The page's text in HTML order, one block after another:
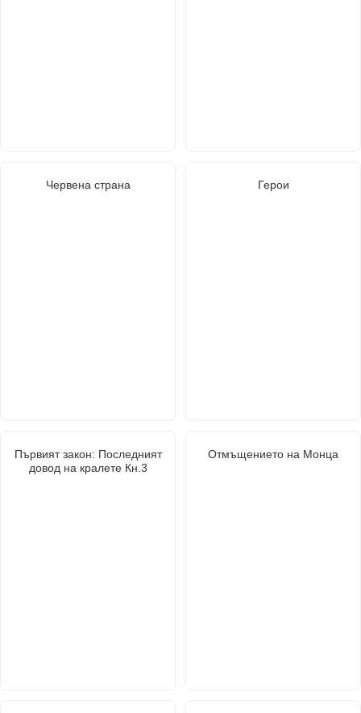
Червена страна Герои
Първият закон: Последният
довод на кралете Кн.3
Отмъщението на Монца